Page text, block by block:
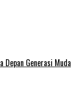
Depan Generasi Muda